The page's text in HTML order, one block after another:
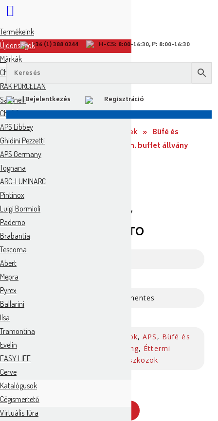
+36 (1) 388 0244 H-CS: 8:00-16:30, P: 8:00-16:30
Bejelentkezés Regisztráció
Kezdőoldal Tallér CO Termékek » Büfé és
banketing
APS rm. buffet állvány
23x19x40,5cm PERFECTO
APS rm. buffet állvány
23x19x40,5cm PERFECTO
rozsdamentes
Állványok,APS , Büfé és
banketing, Éttermi
fogyóeszközök
AJÁNLATKÉRÉS
Termékeink
Újdonságok
Márkák
Churchill
RAK PORCELÁN
Salvinelli
Chef & Sommelier
APS Libbey
Ghidini Pezzetti
APS Germany
Tognana
ARC-LUMINARC
Pintinox
Luigi Bormioli
Paderno
Brabantia
Tescoma
Abert
Mepra
Pyrex
Ballarini
Ilsa
Tramontina
Evelin
EASY LIFE
Cerve
Katalógusok
Cégismertető
Virtuális Túra